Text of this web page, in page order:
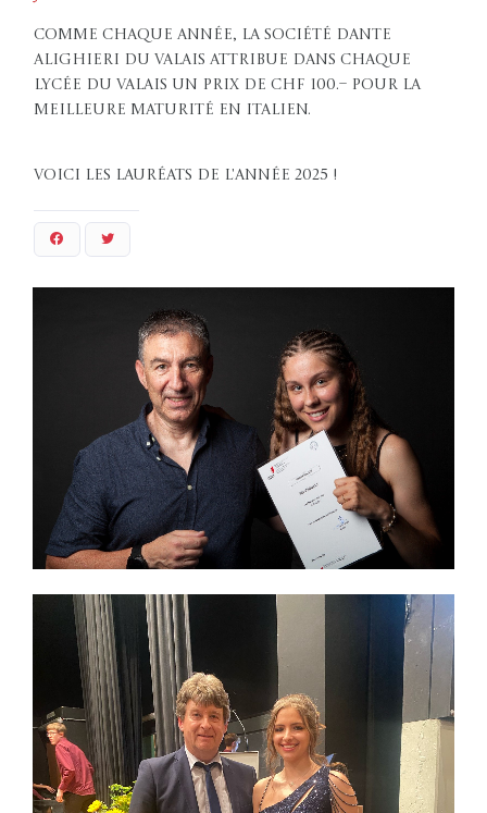
Comme chaque année, la Société Dante
Alighieri du Valais attribue dans chaque
lycée du Valais un prix de CHF 100.– pour la
meilleure maturité en italien.
Voici les lauréats de l'année 2025 !